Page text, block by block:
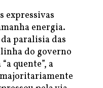
expressivas
energia.
paralisia das
do governo
quente”, a